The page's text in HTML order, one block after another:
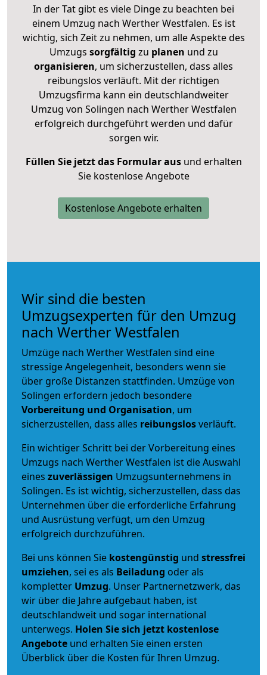
In der Tat gibt es viele Dinge zu beachten bei
einem Umzug nach Werther Westfalen. Es ist
wichtig, sich Zeit zu nehmen, um alle Aspekte des
Umzugs sorgfältig zu planen und zu
organisieren, um sicherzustellen, dass alles
reibungslos verläuft. Mit der richtigen
Umzugsfirma kann ein deutschlandweiter
Umzug von Solingen nach Werther Westfalen
erfolgreich durchgeführt werden und dafür
sorgen wir.
Füllen Sie jetzt das Formular ausund erhalten
Sie kostenlose Angebote
Kostenlose Angebote erhalten
Wir sind die besten
Umzugsexperten für den Umzug
nach Werther Westfalen
Umzüge nach Werther Westfalen sind eine
stressige Angelegenheit, besonders wenn sie
über große Distanzen stattfinden. Umzüge von
Solingen erfordern jedoch besondere
Vorbereitung und Organisation, um
sicherzustellen, dass alles reibungslosverläuft.
Ein wichtiger Schritt bei der Vorbereitung eines
Umzugs nach Werther Westfalen ist die Auswahl
eines zuverlässigen Umzugsunternehmens in
Solingen. Es ist wichtig, sicherzustellen, dass das
Unternehmen über die erforderliche Erfahrung
und Ausrüstung verfügt, um den Umzug
erfolgreich durchzuführen.
Bei uns können Sie kostengünstig und stressfrei
umziehen, sei es als Beiladung oder als
kompletter Umzug. Unser Partnernetzwerk, das
wir über die Jahre aufgebaut haben, ist
deutschlandweit und sogar international
unterwegs. Holen Sie sich jetzt kostenlose
Angebote und erhalten Sie einen ersten
Überblick über die Kosten für Ihren Umzug.